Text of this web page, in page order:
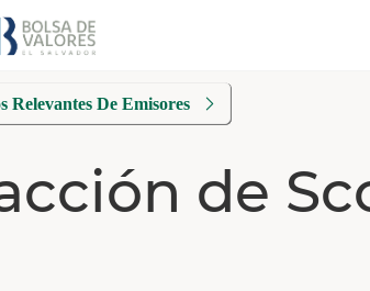
Relevantes De Emisores
de